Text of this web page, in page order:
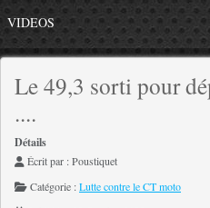
VIDEOS
Le 49,3 sorti pour
....
Détails
Écrit par :Poustiquet
Catégorie :Lutte contre le CT moto